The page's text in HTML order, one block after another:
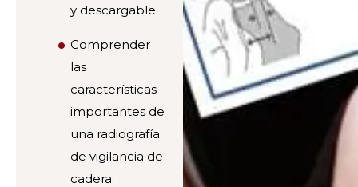
y descargable.
Comprender
las
características
importantes de
una radiografía
de vigilancia de
cadera.